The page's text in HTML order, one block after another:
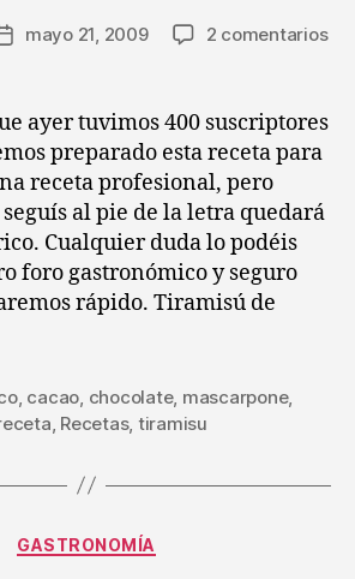
Fecha
entrada
mayo 21, 2009 2 comentariosen
ayer tuvimos 400 suscriptores
preparado esta receta para
receta profesional, pero
al pie de la letra quedará
Cualquier duda lo podéis
foro gastronómico y seguro
rápido. Tiramisú de
, cacao chocolate, mascarpone,
Recetas, tiramisu
Categorías
GASTRONOMÍA